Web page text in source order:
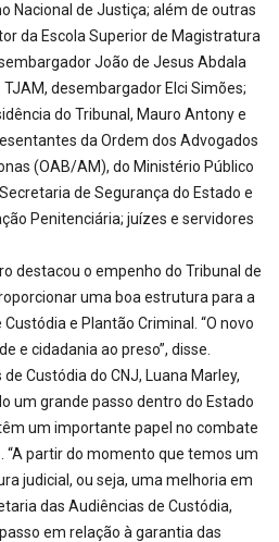
Nacional de Justiça; além de outras
da Escola Superior de Magistratura
João de Jesus Abdala
desembargador Elci Simões;
do Tribunal, Mauro Antony e
da Ordem dos Advogados
(OAB/AM), do Ministério Público
de Segurança do Estado e
Penitenciária; juízes e servidores
destacou o empenho do Tribunal de
uma boa estrutura para a
e Plantão Criminal. “O novo
e cidadania ao preso”, disse.
Custódia do CNJ, Luana Marley,
um grande passo dentro do Estado
um importante papel no combate
“A partir do momento que temos um
judicial, ou seja, uma melhoria em
das Audiências de Custódia,
em relação à garantia das